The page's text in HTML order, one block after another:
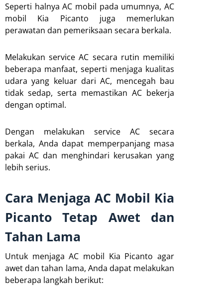
Seperti halnya AC mobil pada umumnya, AC
mobil Kia Picanto juga memerlukan
perawatan dan pemeriksaan secara berkala.
Melakukan service AC secara rutin memiliki
beberapa manfaat, seperti menjaga kualitas
udara yang keluar dari AC, mencegah bau
tidak sedap, serta memastikan AC bekerja
dengan optimal.
Dengan melakukan service AC secara
berkala, Anda dapat memperpanjang masa
pakai AC dan menghindari kerusakan yang
lebih serius.
Cara Menjaga AC Mobil Kia
Picanto Tetap Awet dan
Tahan Lama
Untuk menjaga AC mobil Kia Picanto agar
awet dan tahan lama, Anda dapat melakukan
beberapa langkah berikut: